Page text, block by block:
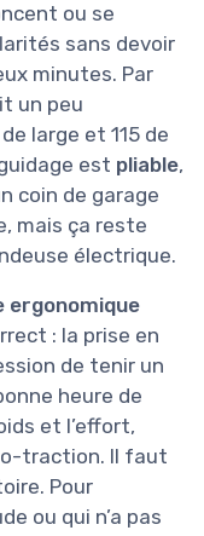
Là, c’est
pour être
Pour moi,
pièces en
au
un point
de bosses,
passes les
machine
il faut
: 151
estpliable
coin de